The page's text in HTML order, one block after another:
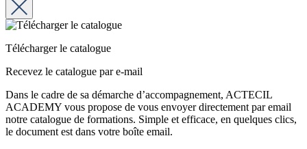
Télécharger le catalogue
Recevez le catalogue par e-mail
Dans le cadre de sa démarche d’accompagnement, ACTECIL
ACADEMY vous propose de vous envoyer directement par email
notre catalogue de formations. Simple et efficace, en quelques clics,
le document est dans votre boîte email.